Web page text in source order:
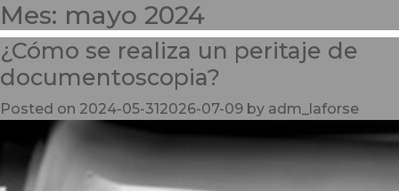
Mes: mayo 2024
¿Cómo se realiza un peritaje de
documentoscopia?
Posted on 2024-05-312026-07-09 by adm_laforse